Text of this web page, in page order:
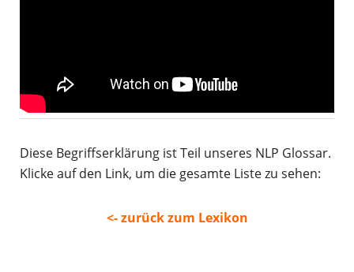
Diese Begriffserklärung ist Teil unseres NLP Glossar.
Klicke auf den Link, um die gesamte Liste zu sehen:
<- zurück zum Lexikon